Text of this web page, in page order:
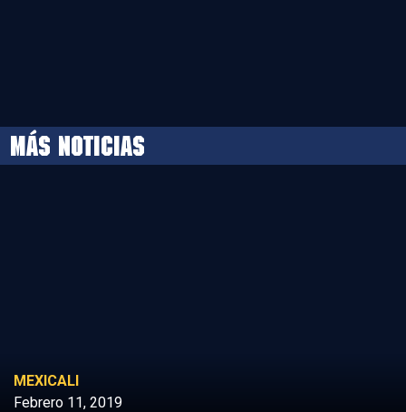
MÁS NOTICIAS
MEXICALI
Febrero 11, 2019